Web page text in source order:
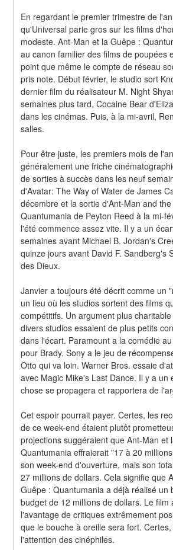
En regardant le premier trimestre de
qu'Universal parie gros sur les films
modeste. Ant-Man et la Guêpe :
au canon familier des films de poupées
point que même le compte de réseau
pris note. Début février, le studio sort
dernier film du réalisateur M. Night
semaines plus tard, Cocaine Bear
dans les cinémas. Puis, à la mi-avril,
salles.
Pour être juste, les premiers mois de
généralement une friche
de sorties à succès dans les neuf
d'Avatar: The Way of Water de James
décembre et la sortie d'Ant-Man and the
Quantumania de Peyton Reed à la mi-
l'été commence assez vite. Il y a un
semaines avant Michael B. Jordan's
quinze jours avant David F. Sandberg's
des Dieux.
Janvier a toujours été décrit comme un
un lieu où les studios sortent des films
compétitifs. Un argument plus
divers studios essaient de plus petits
dans l'écart. Paramount a la comédie
pour Brady. Sony a le jeu de
Otto qui va loin. Warner Bros. essaie
avec Magic Mike's Last Dance. Il y a un
chose se propagera et rapportera de
Cet espoir pourrait payer. Certes, les
de ce week-end étaient plutôt
projections suggéraient que Ant-Man et
Quantumania effraierait "17 à 20
son week-end d'ouverture, mais son
27 millions de dollars. Cela signifie que
Guêpe : Quantumania a déjà réalisé un
budget de 12 millions de dollars. Le film
l'avantage de critiques extrêmement
que le bouche à oreille sera fort.
l'attention des cinéphiles.